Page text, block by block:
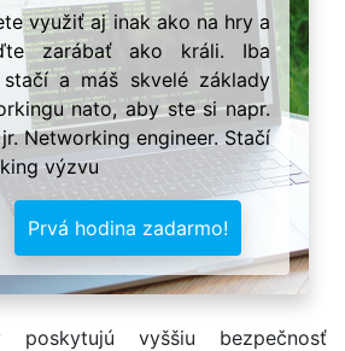
využiť aj inak ako na hry a
zarábať ako králi. Iba
a máš skvelé základy
nato, aby ste si napr.
Networking engineer. Stačí
výzvu
Prvá hodina zadarmo!
poskytujú vyššiu bezpečnosť